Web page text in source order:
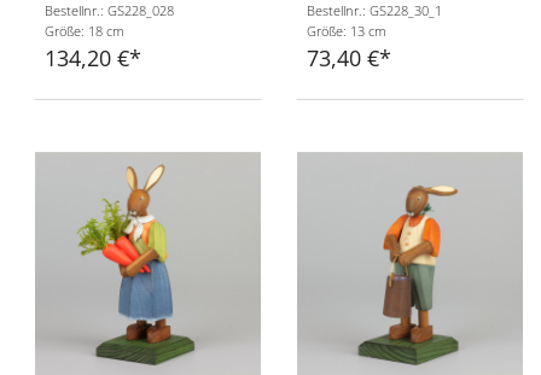
Bestellnr.: GS228_028
Größe: 18 cm
134,20 €
Bestellnr.: GS228_30_1
Größe: 13 cm
73,40 €